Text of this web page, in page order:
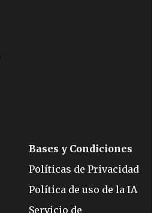
Bases y Condiciones
Políticas de Privacidad
Política de uso de la IA
Servicio de